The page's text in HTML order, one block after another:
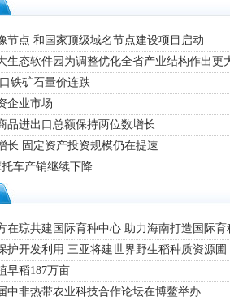
节点 和国家顶级域名节点建设项目启动
生态软件园为调整优化全省产业结构作出更
铁矿石量价连跌
企业市场
品进出口总额保持两位数增长
长 固定资产投资规模仍在提速
车产销继续下降
在琼共建国际育种中心 助力海南打造国际
护开发利用 三亚将建世界野生稻种质资源圃
早稻187万亩
中非热带农业科技合作论坛在博鳌举办